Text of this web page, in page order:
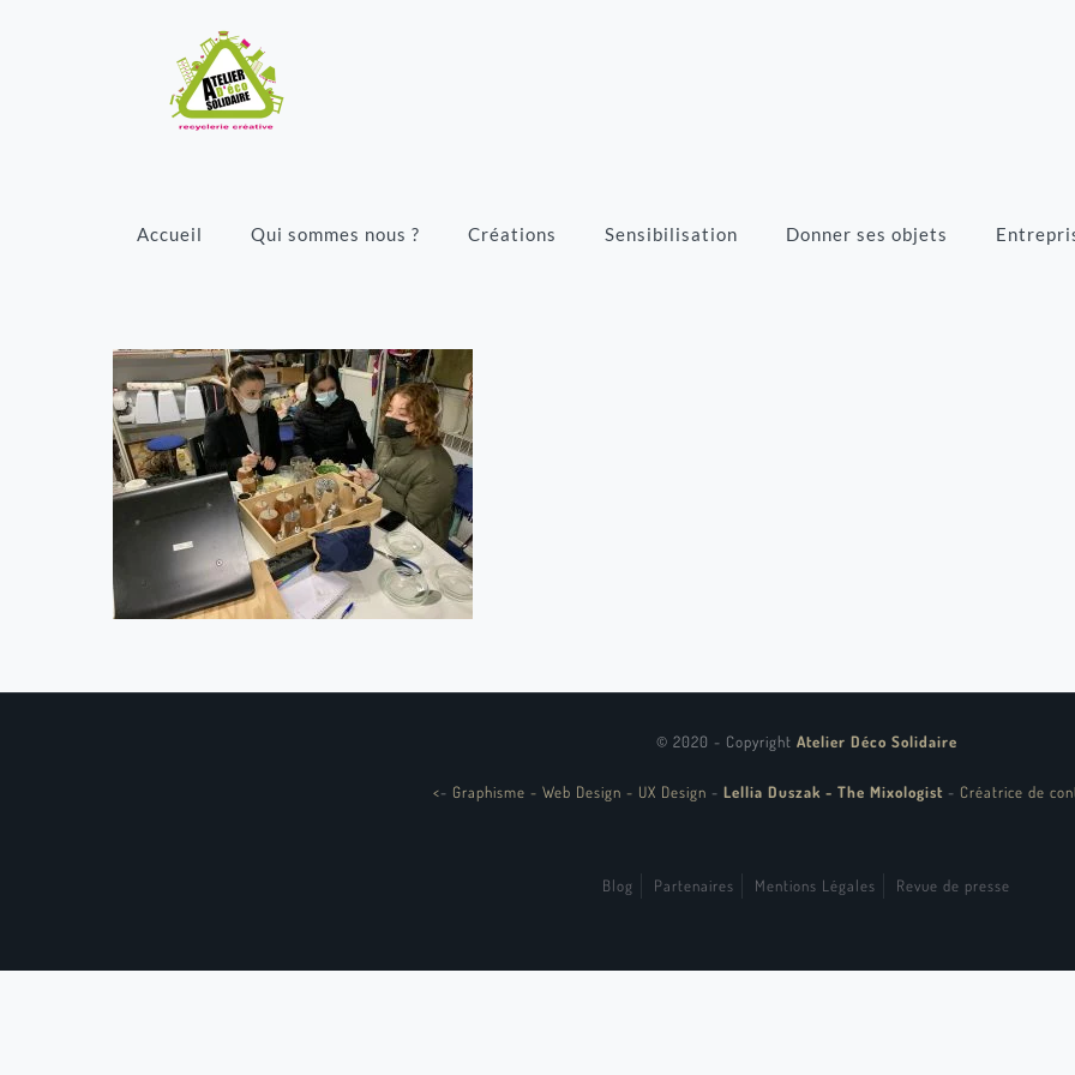
Accueil Qui sommes nous ? Créations Sensibilisation Donner ses objets
© 2020 - Copyright Atelier Déco Solidaire
<- Graphisme - Web Design - UX Design - Lellia Duszak - The Mixologist - Créatrice de
Blog Partenaires Mentions Légales Revue de presse